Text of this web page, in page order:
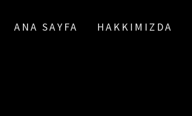
ANA SAYFA HAKKIMIZDA